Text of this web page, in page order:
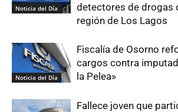
Noticia del Día
detectores de drogas
región de Los Lagos
Noticia del Día
Fiscalía de Osorno
cargos contra
la Pelea»
Fallece joven que